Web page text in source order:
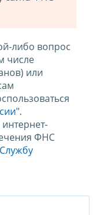
либо вопрос
числе
или
.
ФНС